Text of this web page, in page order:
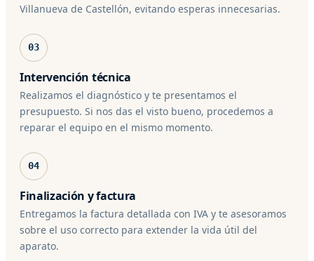
Villanueva de Castellón, evitando esperas innecesarias.
03
Intervención técnica
Realizamos el diagnóstico y te presentamos el
presupuesto. Si nos das el visto bueno, procedemos a
reparar el equipo en el mismo momento.
04
Finalización y factura
Entregamos la factura detallada con IVA y te asesoramos
sobre el uso correcto para extender la vida útil del
aparato.